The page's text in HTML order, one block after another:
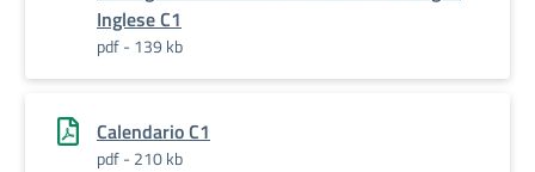
Inglese C1
pdf - 139 kb
Calendario C1
pdf - 210 kb